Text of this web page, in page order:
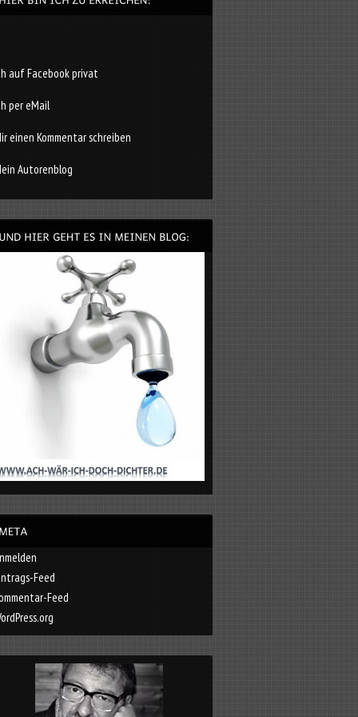
auf Facebook privat
per eMail
einen Kommentar schreiben
Autorenblog
Feed
Feed